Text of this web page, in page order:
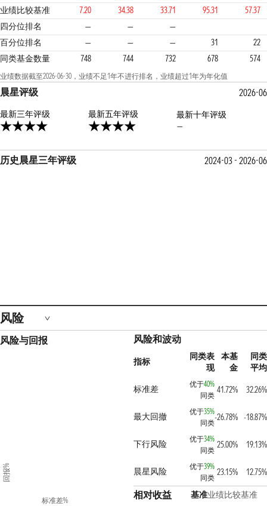
业绩比较基准
7.20 34.38 33.71 95.31
57.37
四分位排名
— — —
2 1 1
百分位排名 — — — 31
22
同类基金数量
748 744 732 678 574
业绩数据截至2026-06-30，业绩不足1年不进行排名，业绩超过1年为年化值
晨星评级 2026-06
最新三年评级 最新五年评级
最新十年评级
—
历史晨星三年评级 2024-03 - 2026-06
风险
风险与回报
标准差%
回报%
风险和波动
指标
同类表
现
本基
金
同类
平均
标准差
优于40%
同类
41.72% 32.26%
最大回撤 优于35%
同类
-26.78% -18.87%
下行风险 优于34%
同类
25.00% 19.13%
晨星风险 优于39%
同类
23.15% 12.75%
相对收益 基准业绩比较基准